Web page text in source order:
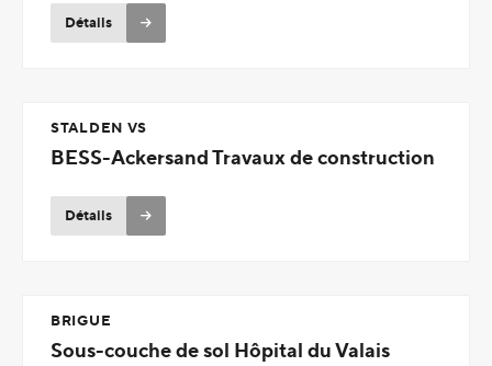
Détails
STALDEN VS
BESS-Ackersand Travaux de construction
Détails
BRIGUE
Sous-couche de sol Hôpital du Valais